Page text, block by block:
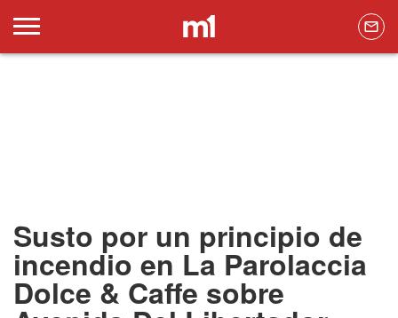
Susto por un principio de
incendio en La Parolaccia
Dolce & Caffe sobre